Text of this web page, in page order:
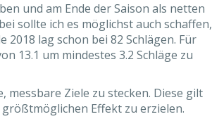
und am Ende der Saison als netten
sollte ich es möglichst auch schaffen,
2018 lag schon bei 82 Schlägen. Für
13.1 um mindestes 3.2 Schläge zu
messbare Ziele zu stecken. Diese gilt
Effekt zu erzielen.